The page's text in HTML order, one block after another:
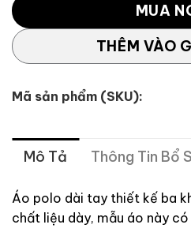
THÊM VÀO
MUA
Mã sản phẩm (SKU):
Mô Tả Thông Tin Bổ
Áo polo dài tay thiết kế ba
chất liệu dày, mẫu áo này